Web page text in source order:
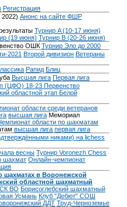
Регистрация
Анонс на сайте ФШР
Турнир A (10-17 июня)
(19 июня) Турнир B (20-26 июня)
ОШК Турнир Эло до 2000
2021 Второй дивизион Ветераны
Рапид Блиц
Высшая лига Первая лига
(ЦФО) 18-23 Первенство
областной этап Белой
области среди ветеранов
высшая лига Мемориал
области по шахматам
высшая лига первая лига
никами) на lichess
весны Турнир Voronezh Chess
шахмат Онлайн-чемпионат
шахматах в Воронежской
областной шахматный
ВО Борисоглебский шахматный
Усмань Клуб "Дебют" СОШ
ДДТ Труд-Черноземье